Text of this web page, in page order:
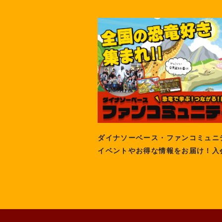
ダイナソーベース・ファンコミュ
イベントやお得な情報をお届け！入